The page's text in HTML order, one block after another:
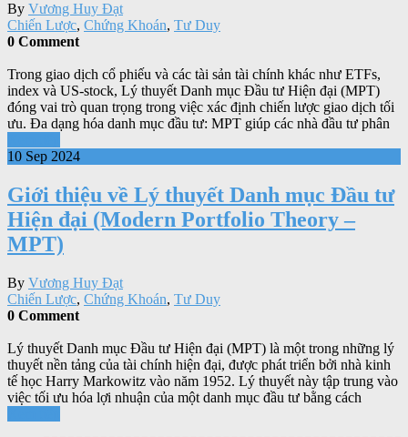
By Vương Huy Đạt
Chiến Lược, Chứng Khoán, Tư Duy
0 Comment
Trong giao dịch cổ phiếu và các tài sản tài chính khác như ETFs,
index và US-stock, Lý thuyết Danh mục Đầu tư Hiện đại (MPT)
đóng vai trò quan trọng trong việc xác định chiến lược giao dịch tối
ưu. Đa dạng hóa danh mục đầu tư: MPT giúp các nhà đầu tư phân
10 Sep 2024
Giới thiệu về Lý thuyết Danh mục Đầu tư
Hiện đại (Modern Portfolio Theory –
MPT)
By Vương Huy Đạt
Chiến Lược, Chứng Khoán, Tư Duy
0 Comment
Lý thuyết Danh mục Đầu tư Hiện đại (MPT) là một trong những lý
thuyết nền tảng của tài chính hiện đại, được phát triển bởi nhà kinh
tế học Harry Markowitz vào năm 1952. Lý thuyết này tập trung vào
việc tối ưu hóa lợi nhuận của một danh mục đầu tư bằng cách